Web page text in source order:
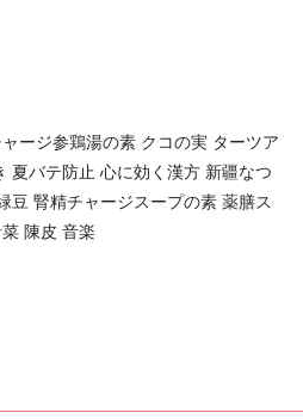
ージ参鶏湯の素 クコの実 ターツア
夏バテ防止 心に効く漢方 新疆なつ
豆 腎精チャージスープの素 薬膳ス
陳皮 音楽